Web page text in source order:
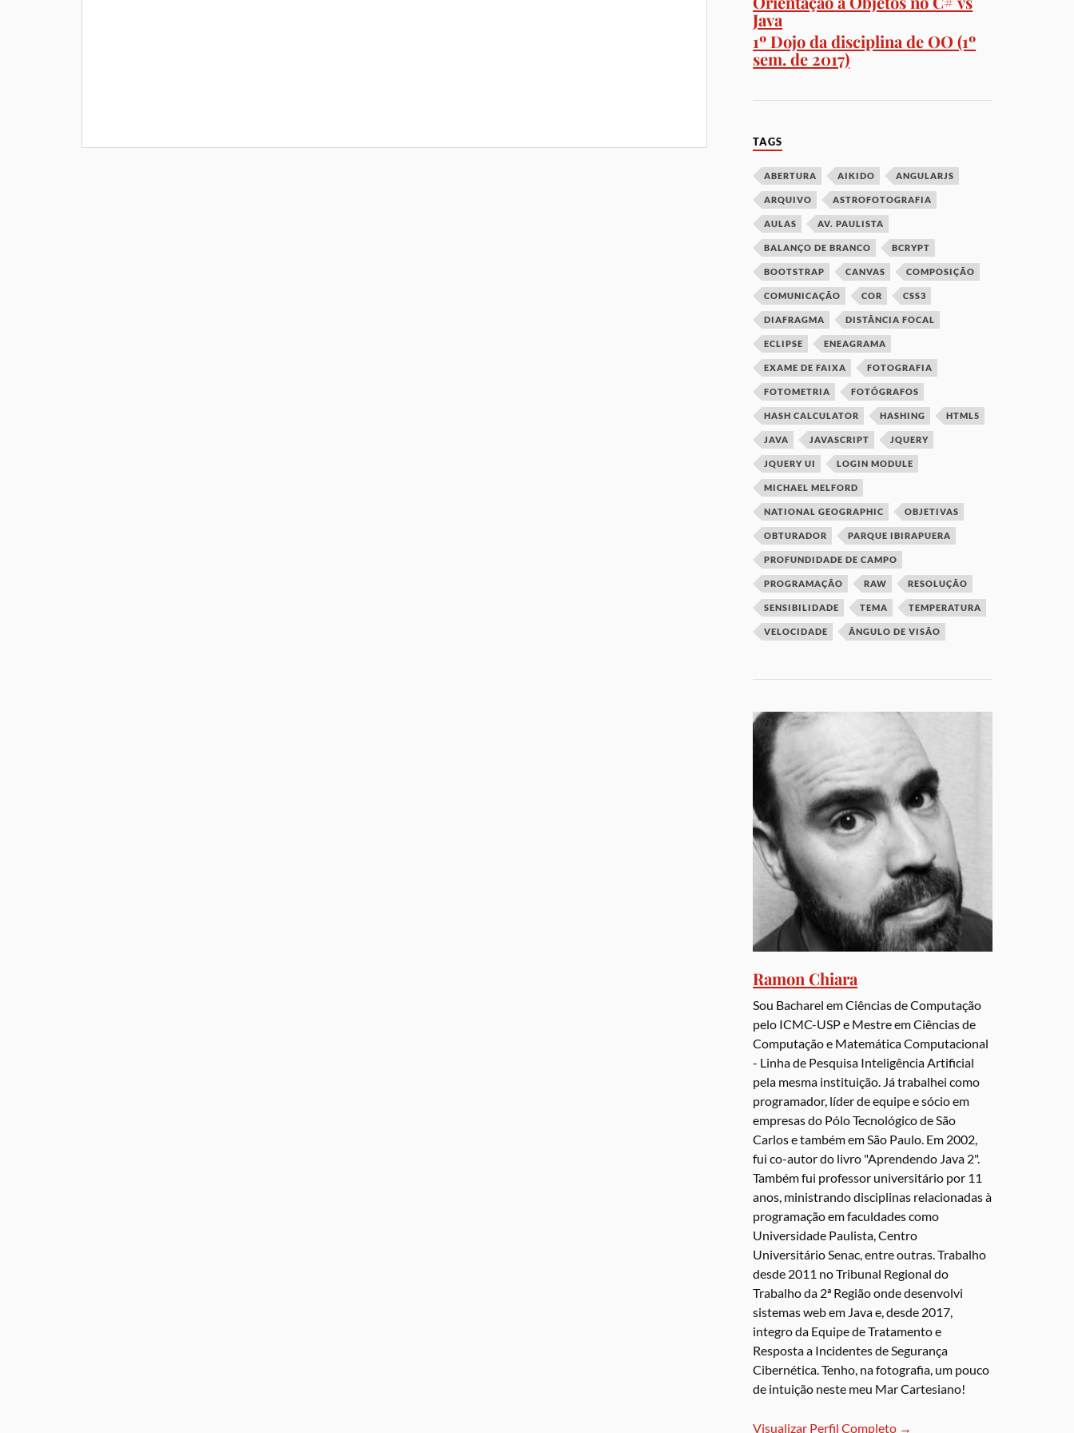
Java
1º Dojo da disciplina de OO (1º
sem. de 2017)
TAGS
ABERTURA AIKIDO ANGULARJS
ARQUIVO ASTROFOTOGRAFIA
AULAS AV. PAULISTA
BALANÇO DE BRANCO BCRYPT
BOOTSTRAP CANVAS COMPOSIÇÃO
COMUNICAÇÃO COR CSS3
DIAFRAGMA DISTÂNCIA FOCAL
ECLIPSE ENEAGRAMA
EXAME DE FAIXA FOTOGRAFIA
FOTOMETRIA FOTÓGRAFOS
HASH CALCULATOR HASHING HTML5
JAVA JAVASCRIPT JQUERY
JQUERY UI LOGIN MODULE
MICHAEL MELFORD
NATIONAL GEOGRAPHIC OBJETIVAS
OBTURADOR PARQUE IBIRAPUERA
PROFUNDIDADE DE CAMPO
PROGRAMAÇÃO RAW RESOLUÇÃO
SENSIBILIDADE TEMA TEMPERATURA
VELOCIDADE ÂNGULO DE VISÃO
Ramon Chiara
Sou Bacharel em Ciências de Computação
pelo ICMC-USP e Mestre em Ciências de
Computação e Matemática Computacional
- Linha de Pesquisa Inteligência Artificial
pela mesma instituição. Já trabalhei como
programador, líder de equipe e sócio em
empresas do Pólo Tecnológico de São
Carlos e também em São Paulo. Em 2002,
fui co-autor do livro "Aprendendo Java 2".
Também fui professor universitário por 11
anos, ministrando disciplinas relacionadas à
programação em faculdades como
Universidade Paulista, Centro
Universitário Senac, entre outras. Trabalho
desde 2011 no Tribunal Regional do
Trabalho da 2ª Região onde desenvolvi
sistemas web em Java e, desde 2017,
integro da Equipe de Tratamento e
Resposta a Incidentes de Segurança
Cibernética. Tenho, na fotografia, um pouco
de intuição neste meu Mar Cartesiano!
Visualizar Perfil Completo →